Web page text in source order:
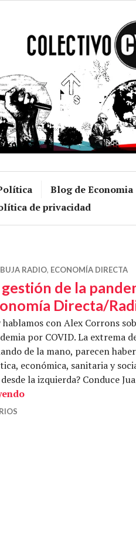
Blog de Economia
de privacidad
RADIO, ECONOMÍA DIRECTA
gestión de la
Directa/
hablamos con Alex Corrons
por COVID. La extrema
de la mano, parecen
económica, sanitaria y
la izquierda? Conduce
La gestión de la